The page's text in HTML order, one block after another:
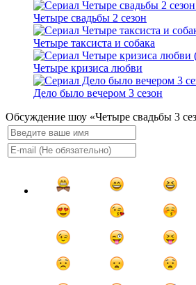
Четыре свадьбы 2 сезон
Четыре таксиста и собака
Четыре кризиса любви
Дело было вечером 3 сезон
Обсуждение шоу «Четыре свадьбы 3